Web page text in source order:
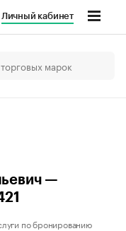
Личный кабинет
—
по бронированию